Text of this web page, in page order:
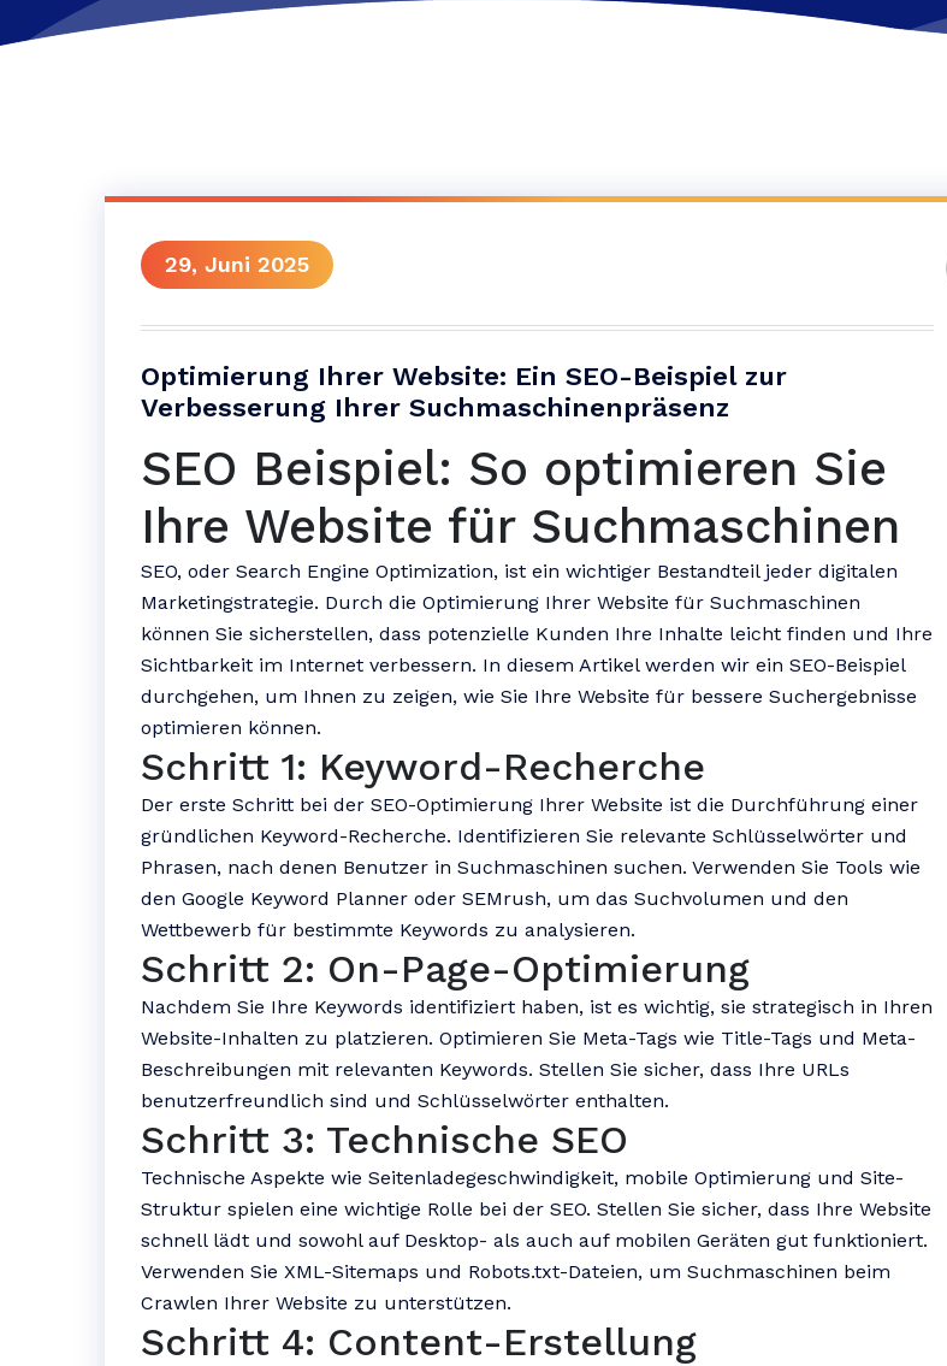
29, Juni 2025
Optimierung Ihrer Website: Ein SEO-Beispiel zur
Verbesserung Ihrer Suchmaschinenpräsenz
SEO Beispiel: So optimieren Sie
Ihre Website für Suchmaschinen
SEO, oder Search Engine Optimization, ist ein wichtiger Bestandteil jeder digitalen
Marketingstrategie. Durch die Optimierung Ihrer Website für Suchmaschinen
können Sie sicherstellen, dass potenzielle Kunden Ihre Inhalte leicht finden und Ihre
Sichtbarkeit im Internet verbessern. In diesem Artikel werden wir ein SEO-Beispiel
durchgehen, um Ihnen zu zeigen, wie Sie Ihre Website für bessere Suchergebnisse
optimieren können.
Schritt 1: Keyword-Recherche
Der erste Schritt bei der SEO-Optimierung Ihrer Website ist die Durchführung einer
gründlichen Keyword-Recherche. Identifizieren Sie relevante Schlüsselwörter und
Phrasen, nach denen Benutzer in Suchmaschinen suchen. Verwenden Sie Tools wie
den Google Keyword Planner oder SEMrush, um das Suchvolumen und den
Wettbewerb für bestimmte Keywords zu analysieren.
Schritt 2: On-Page-Optimierung
Nachdem Sie Ihre Keywords identifiziert haben, ist es wichtig, sie strategisch in Ihren
Website-Inhalten zu platzieren. Optimieren Sie Meta-Tags wie Title-Tags und Meta-
Beschreibungen mit relevanten Keywords. Stellen Sie sicher, dass Ihre URLs
benutzerfreundlich sind und Schlüsselwörter enthalten.
Schritt 3: Technische SEO
Technische Aspekte wie Seitenladegeschwindigkeit, mobile Optimierung und Site-
Struktur spielen eine wichtige Rolle bei der SEO. Stellen Sie sicher, dass Ihre Website
schnell lädt und sowohl auf Desktop- als auch auf mobilen Geräten gut funktioniert.
Verwenden Sie XML-Sitemaps und Robots.txt-Dateien, um Suchmaschinen beim
Crawlen Ihrer Website zu unterstützen.
Schritt 4: Content-Erstellung